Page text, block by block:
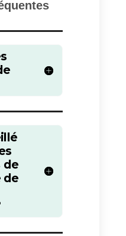
diffusion.
ait été créée
de
donc utile
avec chaque
permet l’envoi de
pour
ou diffuser